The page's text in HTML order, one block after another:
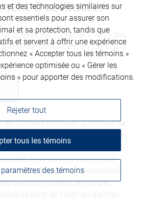
à contacter
pouvez me contacter à l’aide des
fournis dans ce formulaire.
données envoyées au moyen de
ne sont pas considérées comme
nous ne pouvons donc pas en
Pour votre sécurité, nous
ne pas divulguer d’informations
que des numéros de compte
et des technologies similaires sur
essentiels pour assurer son
et sa protection, tandis que
et servent à offrir une expérience
« Accepter tous les témoins »
optimisée ou « Gérer les
» pour apporter des modifications.
paramètres des témoins
Rejeter tout
tous les témoins